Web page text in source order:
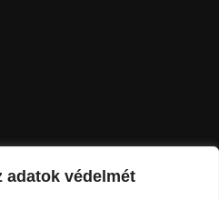
adatok védelmét